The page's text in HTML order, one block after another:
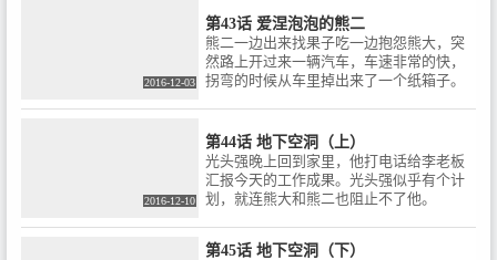
2016-12-03
第43话 爱涅泡泡的熊二
熊二一边出来找果子吃一边抱怨熊大，突
然路上开过来一辆汽车，车速非常的快，
拐弯的时候从车里掉出来了一个纸箱子。
2016-12-10
第44话 地下空洞（上）
光头强晚上回到家里，他打电话给李老板
汇报今天的工作成果。光头强似乎有个计
划，就连熊大和熊二也阻止不了他。
第45话 地下空洞（下）